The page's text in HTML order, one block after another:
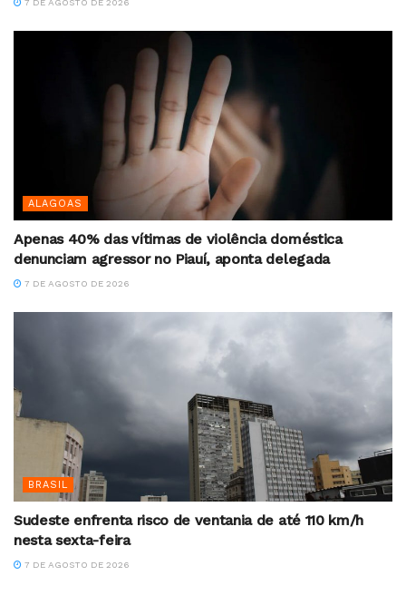
7 DE AGOSTO DE 2026
ALAGOAS
Apenas 40% das vítimas de violência doméstica
denunciam agressor no Piauí, aponta delegada
7 DE AGOSTO DE 2026
BRASIL
Sudeste enfrenta risco de ventania de até 110 km/h
nesta sexta-feira
7 DE AGOSTO DE 2026